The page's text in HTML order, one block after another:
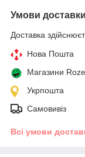
Умови доставки
Доставка
Нова Пошта
Магазини
Укрпошта
Самовивіз
Всі умови